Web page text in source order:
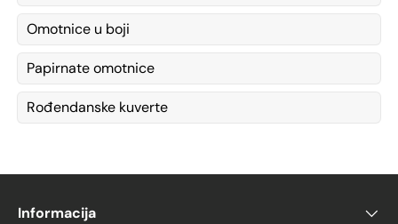
Omotnice u boji
Papirnate omotnice
Rođendanske kuverte
Informacija